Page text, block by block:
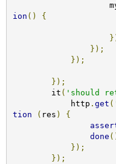
ion ()
{
});
});
});
        it
( 'should
            http
. get (
tion
( res )
{
done
});
});